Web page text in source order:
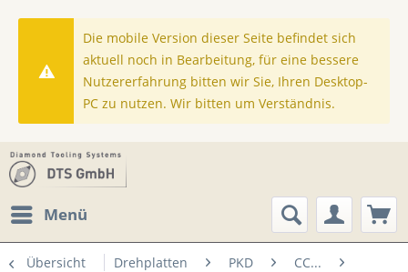
Die mobile Version dieser Seite befindet sich
aktuell noch in Bearbeitung, für eine bessere
Nutzererfahrung bitten wir Sie, Ihren Desktop-
PC zu nutzen. Wir bitten um Verständnis.
Menü
Übersicht Drehplatten PKD CC...